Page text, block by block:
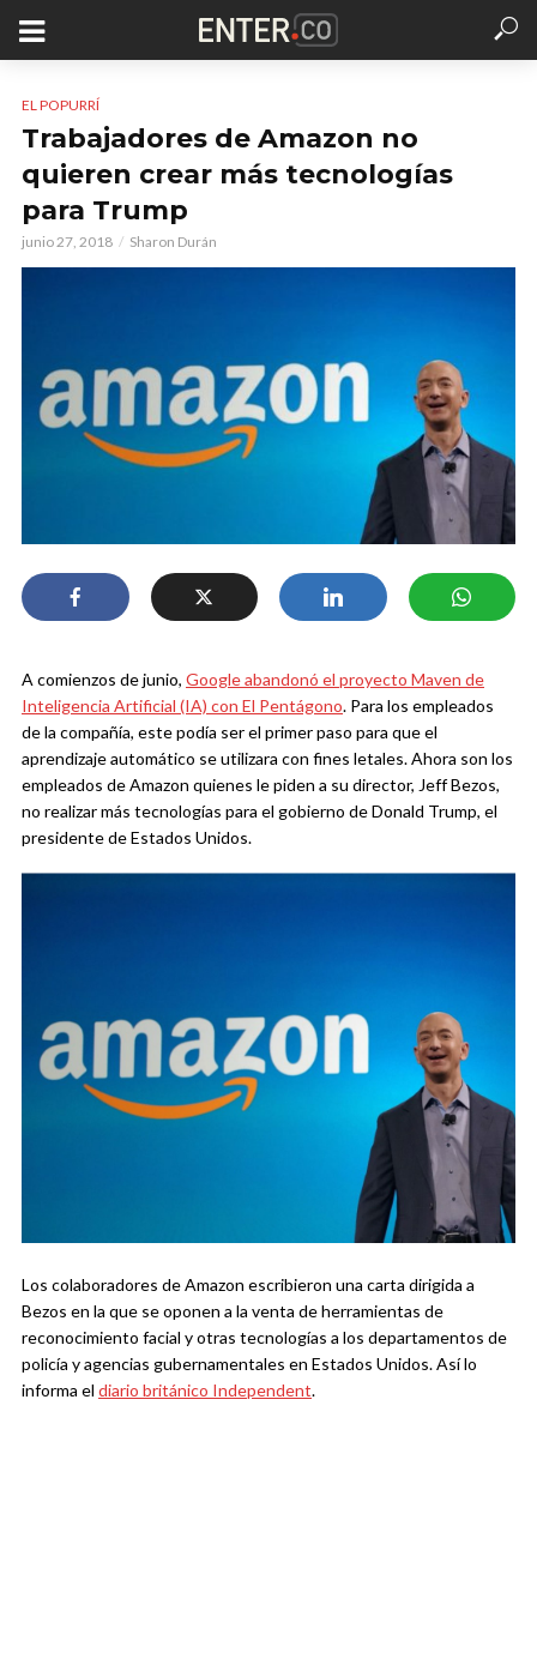
EL POPURRÍ
Trabajadores de Amazon no
quieren crear más tecnologías
para Trump
junio 27, 2018 Sharon Durán
A comienzos de junio, Google abandonó el proyecto Maven de
Inteligencia Artificial (IA) con El Pentágono. Para los empleados
de la compañía, este podía ser el primer paso para que el
aprendizaje automático se utilizara con fines letales. Ahora son los
empleados de Amazon quienes le piden a su director, Jeff Bezos,
no realizar más tecnologías para el gobierno de Donald Trump, el
presidente de Estados Unidos.
Los colaboradores de Amazon escribieron una carta dirigida a
Bezos en la que se oponen a la venta de herramientas de
reconocimiento facial y otras tecnologías a los departamentos de
policía y agencias gubernamentales en Estados Unidos. Así lo
informa el diario británico Independent.